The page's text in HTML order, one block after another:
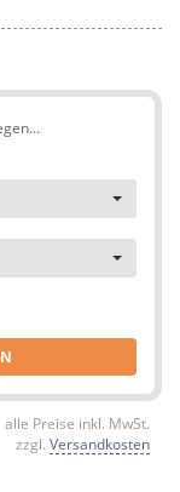
alle Preise inkl. MwSt.
zzgl. Versandkosten